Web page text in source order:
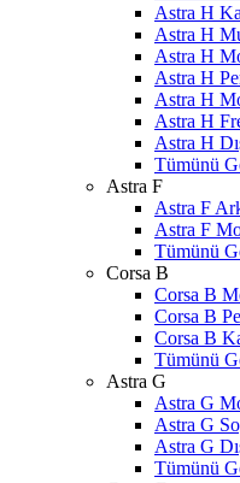
Astra H
Astra H
Astra H
Astra H
Astra H
Astra H
Astra H
Tümünü
Astra F
Astra F
Astra F
Tümünü
Corsa B
Corsa B
Corsa B
Corsa B
Tümünü
Astra G
Astra G
Astra G
Astra G
Tümünü